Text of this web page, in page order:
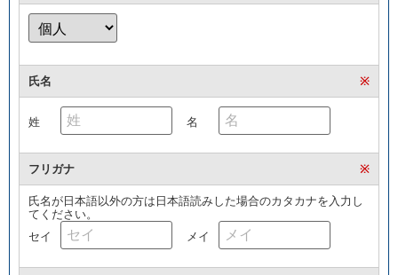
氏名 ※
姓 名
フリガナ ※
氏名が日本語以外の方は日本語読みした場合のカタカナを入力し
てください。
セイ
メイ